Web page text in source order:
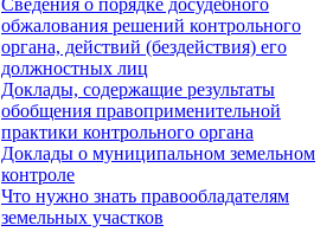
обжалования решений контрольного
органа, действий (бездействия) его
должностных лиц
Доклады, содержащие результаты
обобщения правоприменительной
практики контрольного органа
Доклады о муниципальном земельном
контроле
Что нужно знать правообладателям
земельных участков